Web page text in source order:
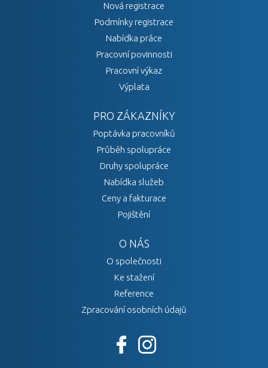
Nová registrace
Podmínky registrace
Nabídka práce
Pracovní povinnosti
Pracovní výkaz
Výplata
PRO ZÁKAZNÍKY
Poptávka pracovníků
Průběh spolupráce
Druhy spolupráce
Nabídka služeb
Ceny a fakturace
Pojištění
O NÁS
O společnosti
Ke stažení
Reference
Zpracování osobních údajů